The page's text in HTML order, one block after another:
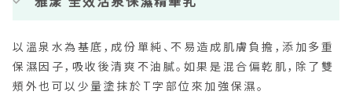
以溫泉水為基底，成份單純、不易造成肌膚負擔，添加多重
保濕因子，吸收後清爽不油膩。如果是混合偏乾肌，除了雙
頰外也可以少量塗抹於T字部位來加強保濕。